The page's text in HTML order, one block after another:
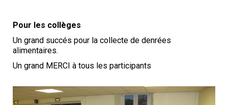
Pour les collèges
Un grand succés pour la collecte de denrées
alimentaires.
Un grand MERCI à tous les participants